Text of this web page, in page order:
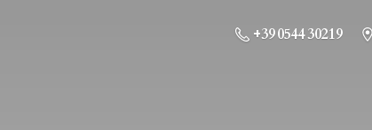
+39 0544 30219